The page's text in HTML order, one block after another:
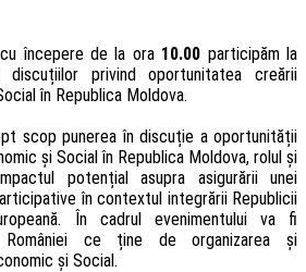
începere de la ora 10.00 participăm la
discuțiilor privind oportunitatea creării
în Republica Moldova.
scop punerea în discuție a oportunității
și Social în Republica Moldova, rolul și
potențial asupra asigurării unei
în contextul integrării Republicii
În cadrul evenimentului va fi
României ce ține de organizarea și
şi Social.